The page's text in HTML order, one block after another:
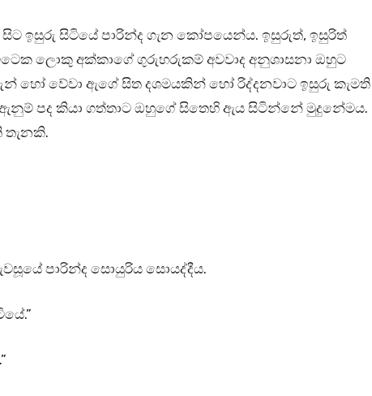
ඉසුරු සිටියේ පාරින්ද ගැන කෝපයෙන්ය. ඉසුරුත්, ඉසුරිත්
ලොකු අක්කාගේ ගුරුහරුකම් අවවාද අනුශාසනා ඔහුට
හෝ වේවා ඇගේ සිත දශමයකින් හෝ රිද්දනවාට ඉසුරු කැමති
පද කියා ගත්තාට ඔහුගේ සිතෙහි ඇය සිටින්නේ මුදුනේමය.
තැනකි.
පාරින්ද සොයුරිය සොයද්දීය.